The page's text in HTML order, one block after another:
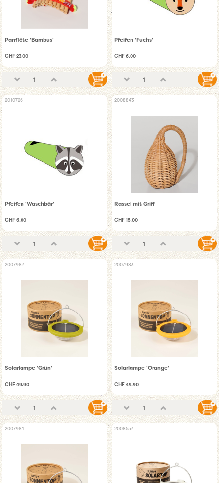
Panflöte 'Bambus'
CHF 23.00
Pfeifen 'Fuchs'
CHF 6.00
2010726
Pfeifen 'Waschbär'
CHF 6.00
2008843
Rassel mit Griff
CHF 15.00
2007982
Solarlampe 'Grün'
CHF 49.90
2007983
Solarlampe 'Orange'
CHF 49.90
2007984 2008552